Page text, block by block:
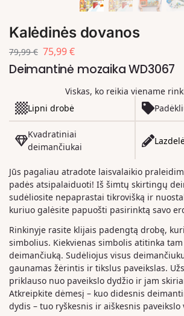
Kalėdinės dovanos
79,99€ 75,99€
Deimantinė mozaika WD3067
Viskas, ko reikia viename
Lipni drobė
Kvadratiniai
deimančiukai
Jūs pagaliau atradote laisvalaikio
padės atsipalaiduoti! Iš šimtų skirtingų
sudėliosite nepaprastai tikrovišką ir
kuriuo galėsite papuošti pasirinktą savo
Rinkinyje rasite klijais padengtą drobę,
simbolius. Kiekvienas simbolis atitinka
deimančiuką. Sudėliojus visus
gaunamas žėrintis ir tikslus paveikslas.
priklauso nuo paveikslo dydžio ir jam
Atkreipkite dėmesį – kuo didesnis
dydis – tuo ryškesnis ir aiškesnis paveikslo